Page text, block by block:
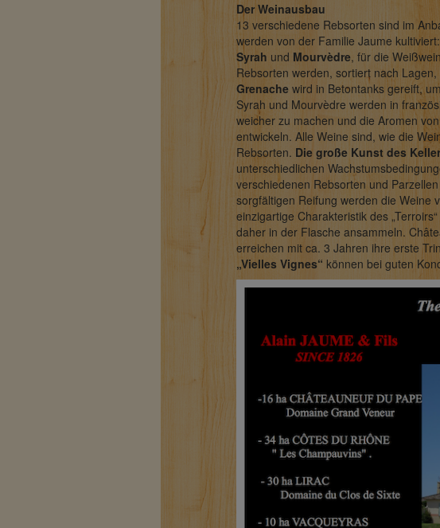
Der Weinausbau
13 verschiedene Rebsorten sind im
werden von der Familie Jaume
Syrah und Mourvèdre, für die
Rebsorten werden, sortiert nach
Grenache wird in Betontanks gereift,
Syrah und Mourvèdre werden in
weicher zu machen und die Aromen
entwickeln. Alle Weine sind, wie die
Rebsorten. Die große Kunst des
unterschiedlichen
verschiedenen Rebsorten und
sorgfältigen Reifung werden die Weine
einzigartige Charakteristik des
daher in der Flasche ansammeln.
erreichen mit ca. 3 Jahren ihre erste
„Vielles Vignes“ können bei guten